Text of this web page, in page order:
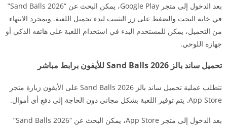
بعد الدخول إلى متجر Google Play، يمكن البحث عن “Sand Balls 2026”
في خانة البحث والضغط على زر التثبيت لبدء تحميل اللعبة. وبمجرد الانتهاء
من التحميل، يمكن للمستخدم البدء في استخدام اللعبة على هاتفه الذكي أو
جهازه اللوحي.
تحميل ساند بالز Sand Balls 2026 للأيفون برابط مباشر
تتطلب عملية تحميل ساند بالز Sand Balls 2026 على الأيفون زيارة متجر
App Store. يتم توفير اللعبة بشكل مجاني دون الحاجة إلى دفع أي أموال.
بعد الدخول إلى متجر App Store، يمكن البحث عن “Sand Balls 2026”